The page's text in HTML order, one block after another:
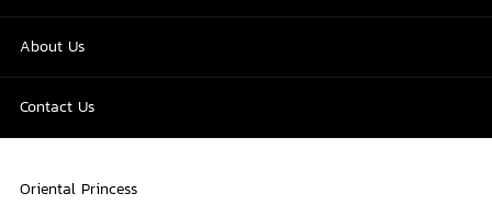
About Us
Contact Us
Oriental Princess